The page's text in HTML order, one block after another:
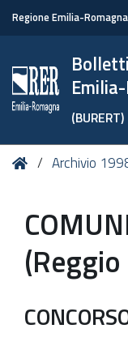
Regione Emilia-Romagna
(BURERT)
Tu HomeArchivio